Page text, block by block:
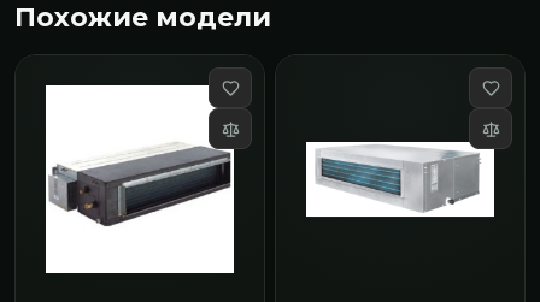
Похожие модели